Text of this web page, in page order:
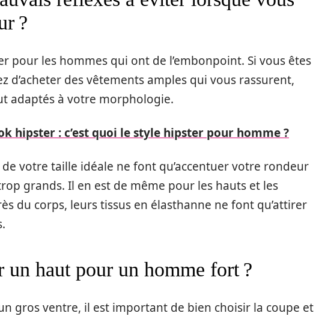
?
pour les hommes qui ont de l’embonpoint. Si vous êtes
d’acheter des vêtements amples qui vous rassurent,
adaptés à votre morphologie.
hipster : c’est quoi le style hipster pour homme ?
votre taille idéale ne font qu’accentuer votre rondeur
grands. Il en est de même pour les hauts et les
du corps, leurs tissus en élasthanne ne font qu’attirer
un haut pour un homme fort ?
gros ventre, il est important de bien choisir la coupe et